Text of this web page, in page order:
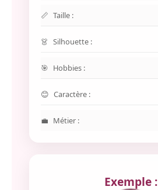
Taille :
Silhouette :
Hobbies :
Caractère :
Métier :
Exemple :